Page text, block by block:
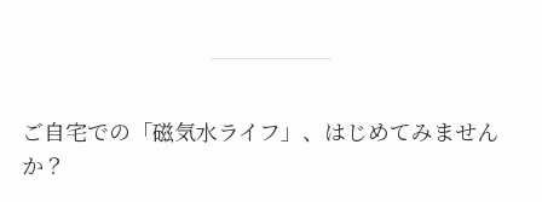
ご自宅での「磁気水ライフ」、はじめてみません
か？